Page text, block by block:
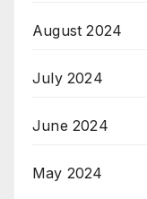
August 2024
July 2024
June 2024
May 2024